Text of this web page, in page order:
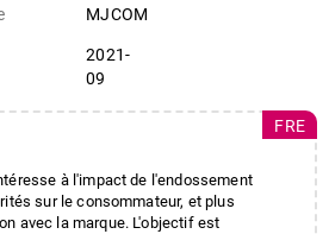
MJCOM
2021-
09
à l'impact de l'endossement
sur le consommateur, et plus
avec la marque. L'objectif est
FRE